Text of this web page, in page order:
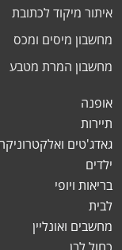
איתור מיקוד לכתובת
מחשבון מיסים ומכס
מחשבון המרת מטבע
אופנה
תיירות
גאדג'טים
ילדים
בריאות ויופי
לבית
מחשבים ואונליין